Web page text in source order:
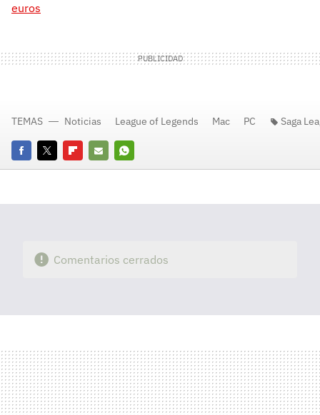
euros
FacebookTwitterFlipboard
E-
Whatsapp
TEMAS Noticias League of Legends Mac PC Saga
Comentarios cerrados